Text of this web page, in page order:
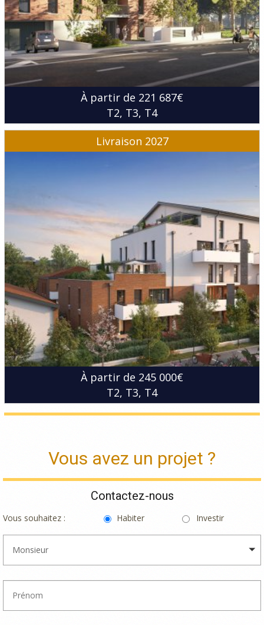
À partir de 221 687€
T2 T3 T4
Livraison 2027
À partir de 245 000€
T2 T3 T4
Vous avez un projet ?
Contactez-nous
Vous souhaitez : Habiter Investir
Monsieur